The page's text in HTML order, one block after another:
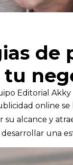
de
tu
Editorial Akky
online
su alcance y
una